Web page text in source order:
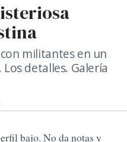
militantes en un
detalles. Galería
bajo. No da notas y